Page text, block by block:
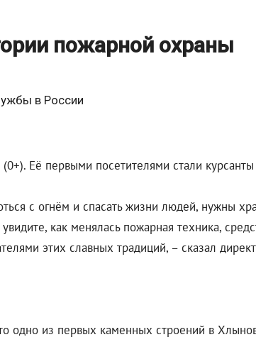
пожарной охраны
в России
Её первыми посетителями стали
с огнём и спасать жизни людей, нужны
как менялась пожарная техника,
этих славных традиций, – сказал
одно из первых каменных строений в